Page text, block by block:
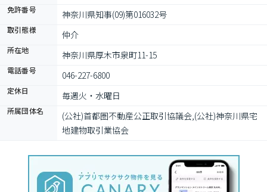
免許番号 神奈川県知事(09)第016032号
取引態様 仲介
所在地 神奈川県厚木市泉町11-15
電話番号 046-227-6800
定休日 毎週火・水曜日
所属団体名
(公社)首都圏不動産公正取引協議会,(公社)神奈川県宅
地建物取引業協会